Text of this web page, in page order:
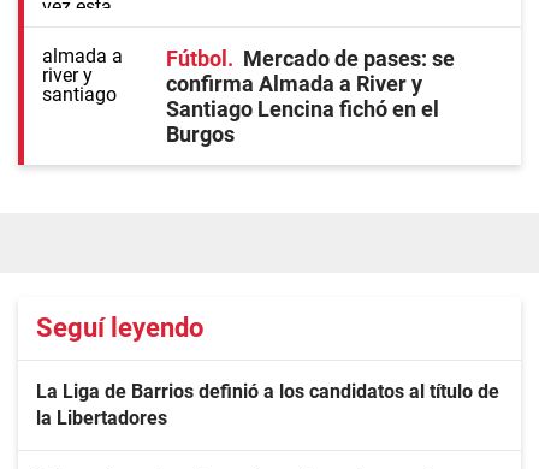
Fútbol
Mercado de pases: se
confirma Almada a River y
Santiago Lencina fichó en el
Burgos
Seguí leyendo
La Liga de Barrios definió a los candidatos al título de
la Libertadores